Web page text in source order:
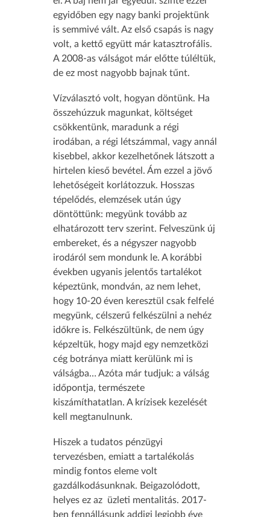
egyidőben egy nagy banki projektünk
is semmivé vált. Az első csapás is nagy
volt, a kettő együtt már katasztrofális.
A 2008-as válságot már előtte túléltük,
de ez most nagyobb bajnak tűnt.
Vízválasztó volt, hogyan döntünk. Ha
összehúzzuk magunkat, költséget
csökkentünk, maradunk a régi
irodában, a régi létszámmal, vagy annál
kisebbel, akkor kezelhetőnek látszott a
hirtelen kieső bevétel. Ám ezzel a jövő
lehetőségeit korlátozzuk. Hosszas
tépelődés, elemzések után úgy
döntöttünk: megyünk tovább az
elhatározott terv szerint. Felveszünk új
embereket, és a négyszer nagyobb
irodáról sem mondunk le. A korábbi
években ugyanis jelentős tartalékot
képeztünk, mondván, az nem lehet,
hogy 10-20 éven keresztül csak felfelé
megyünk, célszerű felkészülni a nehéz
időkre is. Felkészültünk, de nem úgy
képzeltük, hogy majd egy nemzetközi
cég botránya miatt kerülünk mi is
válságba… Azóta már tudjuk: a válság
időpontja, természete
kiszámíthatatlan. A krízisek kezelését
kell megtanulnunk.
Hiszek a tudatos pénzügyi
tervezésben, emiatt a tartalékolás
mindig fontos eleme volt
gazdálkodásunknak. Beigazolódott,
helyes ez az üzleti mentalitás. 2017-
ben fennállásunk addigi legjobb éve